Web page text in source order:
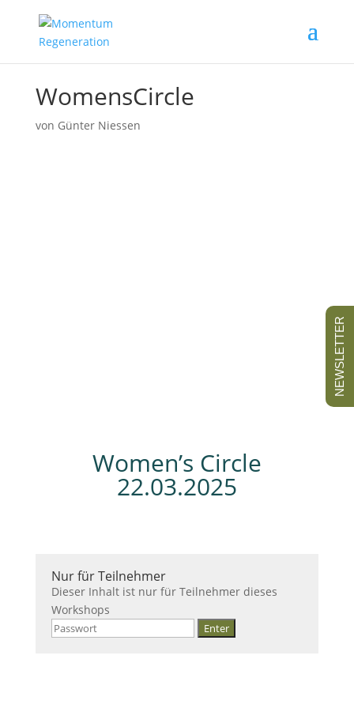
WomensCircle
von Günter Niessen
Women’s Circle
22.03.2025
Nur für Teilnehmer
Dieser Inhalt ist nur für Teilnehmer dieses
Workshops
NEWSLETTER